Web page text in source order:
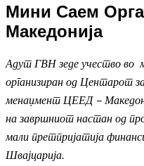
Мини Саем
Македонија
Адут ГВН зеде учество во
организиран од Центарот
менаџмент ЦЕЕД –
на завршниот настан од
мали претпријатија
Швајцарија.